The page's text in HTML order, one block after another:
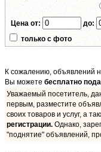
Цена от: до:
только с фото
К сожалению, объявлений
Вы можете бесплатно
Уважаемый посетитель,
первым, разместите
своих товаров и услуг, а
регистрации. Однако,
"поднятие" объявлений,